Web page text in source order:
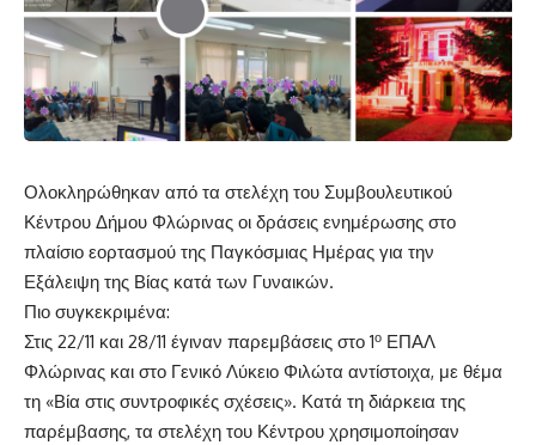
Ολοκληρώθηκαν από τα στελέχη του Συμβουλευτικού
Κέντρου Δήμου Φλώρινας οι δράσεις ενημέρωσης στο
πλαίσιο εορτασμού της Παγκόσμιας Ημέρας για την
Εξάλειψη της Βίας κατά των Γυναικών.
Πιο συγκεκριμένα:
Στις 22/11 και 28/11 έγιναν παρεμβάσεις στο 1ο ΕΠΑΛ
Φλώρινας και στο Γενικό Λύκειο Φιλώτα αντίστοιχα, με θέμα
τη «Βία στις συντροφικές σχέσεις». Κατά τη διάρκεια της
παρέμβασης, τα στελέχη του Κέντρου χρησιμοποίησαν